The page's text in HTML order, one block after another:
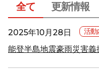
全て 更新情報
2025年10月28日 活動
能登半島地震豪雨災害